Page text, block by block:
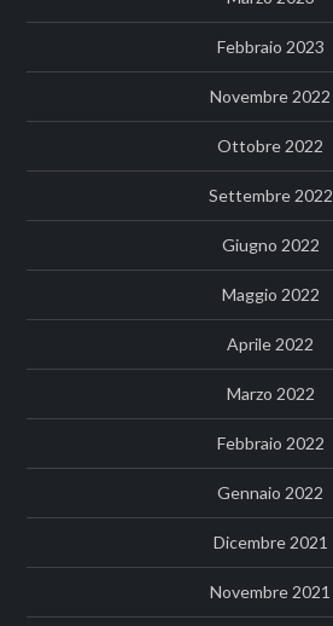
Febbraio 2023
Novembre 2022
Ottobre 2022
Settembre 2022
Giugno 2022
Maggio 2022
Aprile 2022
Marzo 2022
Febbraio 2022
Gennaio 2022
Dicembre 2021
Novembre 2021